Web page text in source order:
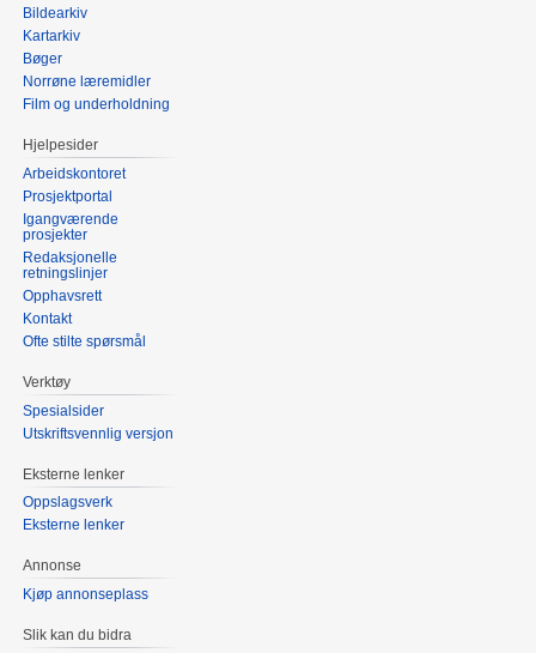
Bildearkiv
Kartarkiv
Bøger
Norrøne læremidler
Film og underholdning
Hjelpesider
Arbeidskontoret
Prosjektportal
Igangværende
prosjekter
Redaksjonelle
retningslinjer
Opphavsrett
Kontakt
Ofte stilte spørsmål
Verktøy
Spesialsider
Utskriftsvennlig versjon
Eksterne lenker
Oppslagsverk
Eksterne lenker
Annonse
Kjøp annonseplass
Slik kan du bidra